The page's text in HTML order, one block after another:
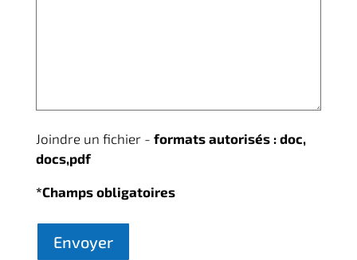
Joindre un fichier - formats autorisés : doc,
docs,pdf
*Champs obligatoires